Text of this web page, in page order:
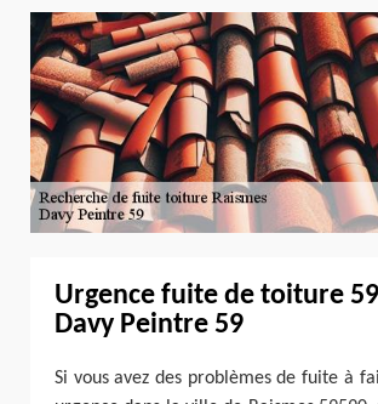
Urgence fuite de toiture
Davy Peintre 59
Si vous avez des problèmes de fuite à